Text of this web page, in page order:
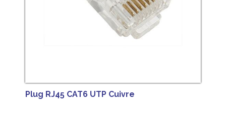
Plug RJ45 CAT6 UTP Cuivre